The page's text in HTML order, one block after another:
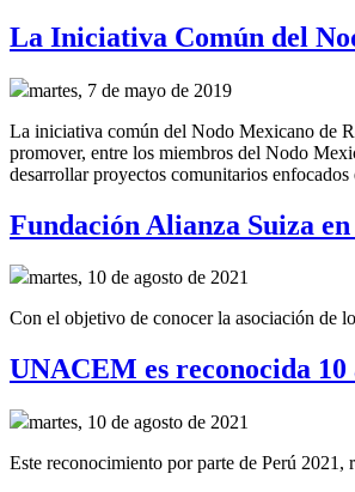
La Iniciativa Común del
martes, 7 de mayo de 2019
La iniciativa común del Nodo Mexicano de
promover, entre los miembros del Nodo
desarrollar proyectos comunitarios
Fundación Alianza Suiza
martes, 10 de agosto de 2021
Con el objetivo de conocer la asociación de
UNACEM es reconocida
martes, 10 de agosto de 2021
Este reconocimiento por parte de Perú